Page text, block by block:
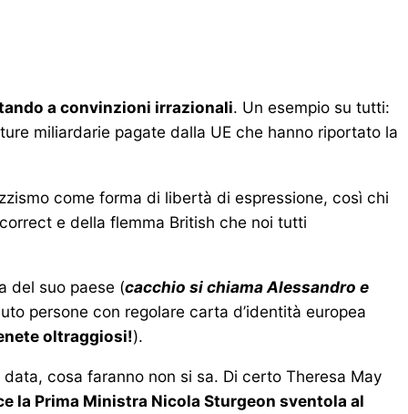
a convinzioni irrazionali. Un esempio su tutti:
miliardarie pagate dalla UE che hanno riportato la
come forma di libertà di espressione, così chi
e della flemma British che noi tutti
del suo paese (cacchio si chiama Alessandro e
persone con regolare carta d’identità europea
oltraggiosi!).
data, cosa faranno non si sa. Di certo Theresa May
la Prima Ministra Nicola Sturgeon sventola al